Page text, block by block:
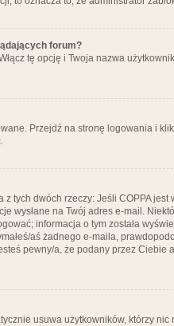
forum?
tę opcję i Twoja nazwa
Przejdź na stronę logowania i
tych dwóch rzeczy: Jeśli COPPA jest
wysłane na Twój adres e-mail.
informacja o tym została
aś żadnego e-maila,
pewny/a, że podany przez Ciebie
usuwa użytkowników, którzy nic